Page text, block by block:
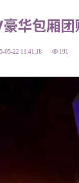
华包厢团
05-22 11:41:18 191